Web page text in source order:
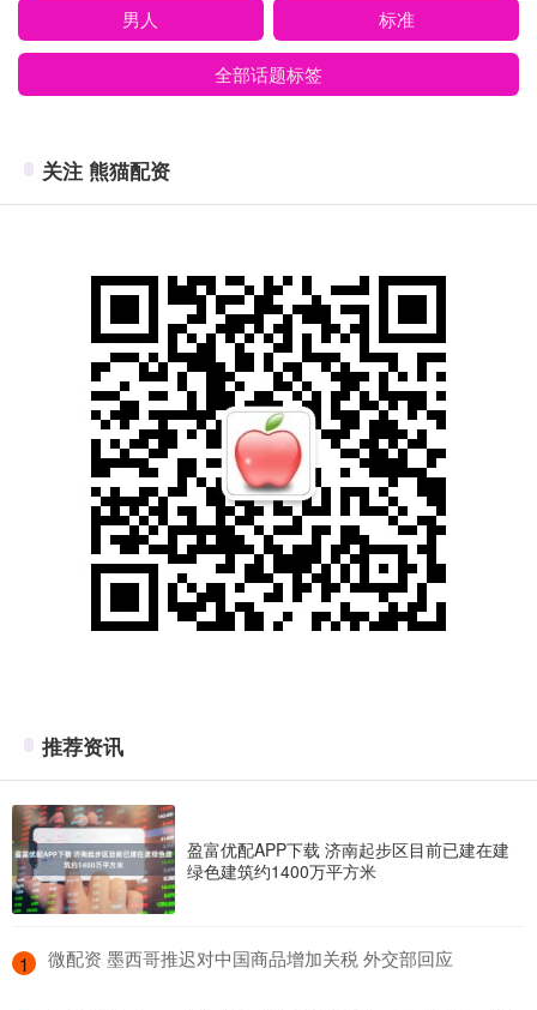
男人 标准
全部话题标签
关注 熊猫配资
推荐资讯
盈富优配APP下载 济南起步区目前已建在建
绿色建筑约1400万平方米
1 ​微配资 墨西哥推迟对中国商品增加关税 外交部回应